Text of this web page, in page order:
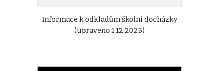
Informace k odkladům školní docházky
(upraveno 1.12.2025)